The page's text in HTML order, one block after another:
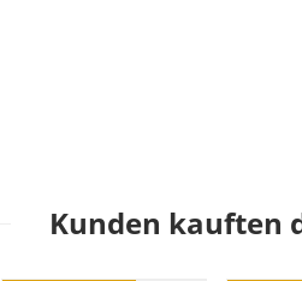
Kunden kauften